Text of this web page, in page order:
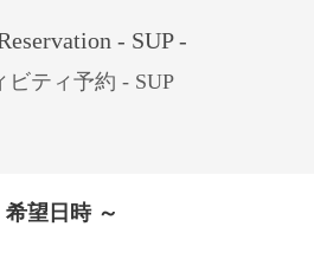
- SUP -
ビティ予約 - SUP
希望日時 ～